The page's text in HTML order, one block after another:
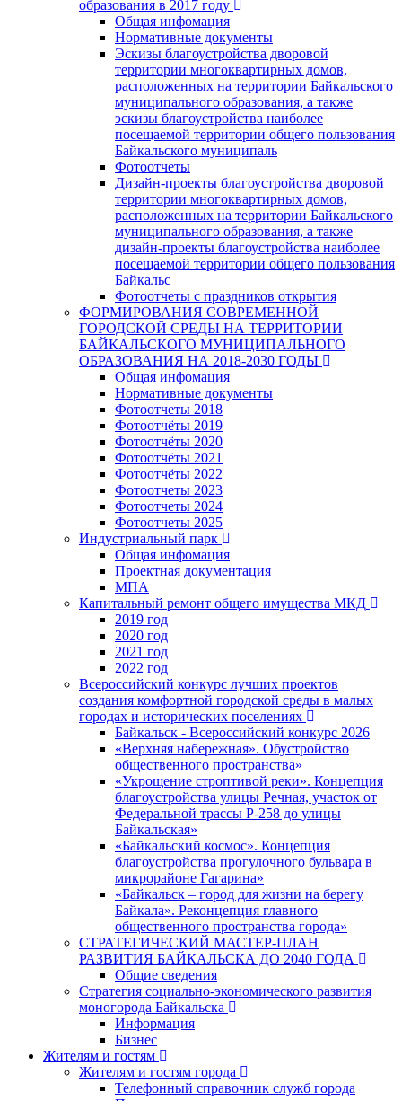
образования в 2017 году
Общая инфомация
Нормативные документы
Эскизы благоустройства дворовой
территории многоквартирных домов,
расположенных на территории Байкальского
муниципального образования, а также
эскизы благоустройства наиболее
посещаемой территории общего пользования
Байкальского муниципаль
Фотоотчеты
Дизайн-проекты благоустройства дворовой
территории многоквартирных домов,
расположенных на территории Байкальского
муниципального образования, а также
дизайн-проекты благоустройства наиболее
посещаемой территории общего пользования
Байкальс
Фотоотчеты с праздников открытия
ФОРМИРОВАНИЯ СОВРЕМЕННОЙ
ГОРОДСКОЙ СРЕДЫ НА ТЕРРИТОРИИ
БАЙКАЛЬСКОГО МУНИЦИПАЛЬНОГО
ОБРАЗОВАНИЯ НА 2018-2030 ГОДЫ
Общая инфомация
Нормативные документы
Фотоотчеты 2018
Фотоотчёты 2019
Фотоотчёты 2020
Фотоотчёты 2021
Фотоотчёты 2022
Фотоотчеты 2023
Фотоотчеты 2024
Фотоотчеты 2025
Индустриальный парк
Общая инфомация
Проектная документация
МПА
Капитальный ремонт общего имущества МКД
2019 год
2020 год
2021 год
2022 год
Всероссийский конкурс лучших проектов
создания комфортной городской среды в малых
городах и исторических поселениях
Байкальск - Всероссийский конкурс 2026
«Верхняя набережная». Обустройство
общественного пространства»
«Укрощение строптивой реки». Концепция
благоустройства улицы Речная, участок от
Федеральной трассы Р-258 до улицы
Байкальская»
«Байкальский космос». Концепция
благоустройства прогулочного бульвара в
микрорайоне Гагарина»
«Байкальск – город для жизни на берегу
Байкала». Реконцепция главного
общественного пространства города»
СТРАТЕГИЧЕСКИЙ МАСТЕР-ПЛАН
РАЗВИТИЯ БАЙКАЛЬСКА ДО 2040 ГОДА
Общие сведения
Стратегия социально-экономического развития
моногорода Байкальска
Информация
Бизнес
Жителям и гостям
Жителям и гостям города
Телефонный справочник служб города